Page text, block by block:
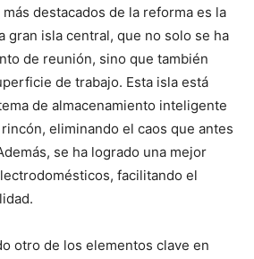
destacados de la reforma es la
gran isla central, que no solo se ha
de reunión, sino que también
de trabajo. Esta isla está
de almacenamiento inteligente
eliminando el caos que antes
se ha logrado una mejor
facilitando el
otro de los elementos clave en